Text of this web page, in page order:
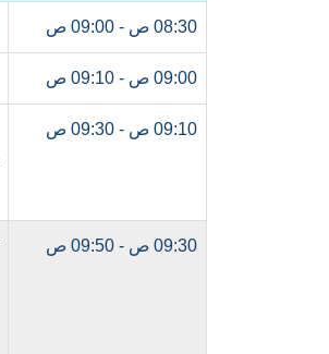
08:30 ص - 09:00 ص
09:00 ص - 09:10 ص
09:10 ص - 09:30 ص
09:30 ص - 09:50 ص